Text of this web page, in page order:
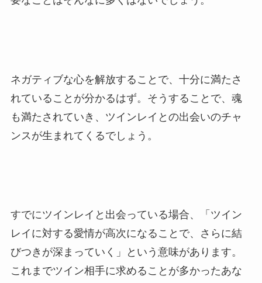
ネガティブな心を解放することで、十分に満たさ
れていることが分かるはず。そうすることで、魂
も満たされていき、ツインレイとの出会いのチャ
ンスが生まれてくるでしょう。
すでにツインレイと出会っている場合、「ツイン
レイに対する愛情が高次になることで、さらに結
びつきが深まっていく」という意味があります。
これまでツイン相手に求めることが多かったあな